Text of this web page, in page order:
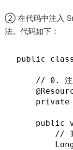
② 在代码中注入
法。代码如下：
public class
// 0. 注入
private
public
// 1.
Long